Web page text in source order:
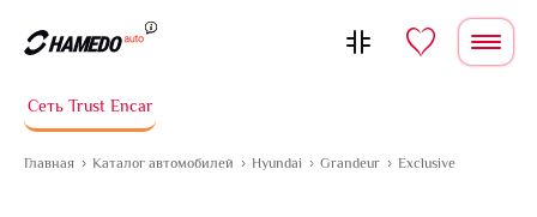
Сеть Trust Encar
Главная Каталог автомобилей Hyundai Grandeur Exclusive